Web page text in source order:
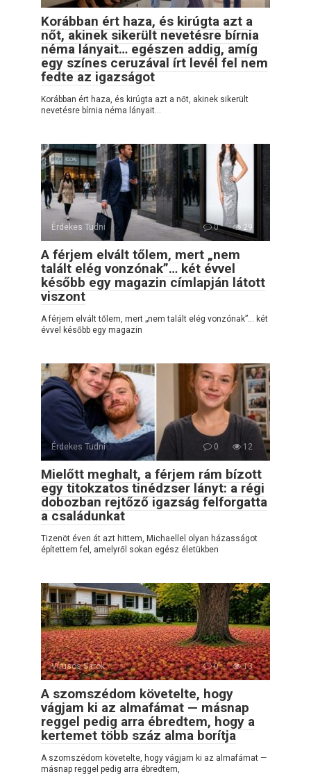
Korábban ért haza, és kirúgta azt a
nőt, akinek sikerült nevetésre bírnia
néma lányait… egészen addig, amíg
egy színes ceruzával írt levél fel nem
fedte az igazságot
Korábban ért haza, és kirúgta azt a nőt, akinek sikerült
nevetésre bírnia néma lányait…
Érdekes Tudni 0 29
A férjem elvált tőlem, mert „nem
talált elég vonzónak”… két évvel
később egy magazin címlapján látott
viszont
A férjem elvált tőlem, mert „nem talált elég vonzónak”… két
évvel később egy magazin
Érdekes Tudni 0 12
Mielőtt meghalt, a férjem rám bízott
egy titokzatos tinédzser lányt: a régi
dobozban rejtőző igazság felforgatta
a családunkat
Tizenöt éven át azt hittem, Michaellel olyan házasságot
építettem fel, amelyről sokan egész életükben
Vírusos Sarok 0 13
A szomszédom követelte, hogy
vágjam ki az almafámat — másnap
reggel pedig arra ébredtem, hogy a
kertemet több száz alma borítja
A szomszédom követelte, hogy vágjam ki az almafámat —
másnap reggel pedig arra ébredtem,